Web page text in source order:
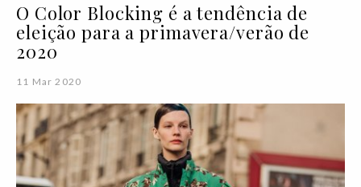
O Color Blocking é a tendência de
eleição para a primavera/verão de
2020
11 Mar 2020